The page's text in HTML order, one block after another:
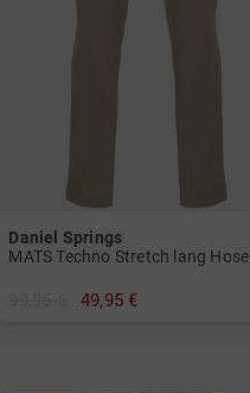
Daniel Springs
MATS Techno Stretch lang Hose
49,95 €